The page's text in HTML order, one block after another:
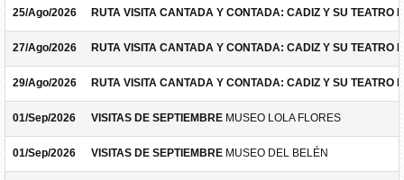
25/Ago/2026 RUTA VISITA CANTADA Y CONTADA: CADIZ Y SU TEATRO
27/Ago/2026 RUTA VISITA CANTADA Y CONTADA: CADIZ Y SU TEATRO
29/Ago/2026 RUTA VISITA CANTADA Y CONTADA: CADIZ Y SU TEATRO
01/Sep/2026 VISITAS DE SEPTIEMBRE MUSEO LOLA FLORES
01/Sep/2026 VISITAS DE SEPTIEMBRE MUSEO DEL BELÉN